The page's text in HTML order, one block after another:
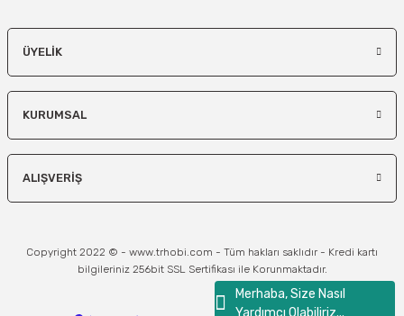
Merhaba, Size Nasıl
Yardımcı Olabiliriz...
ÜYELIK
KURUMSAL
ALIŞVERIŞ
Copyright 2022 © - www.trhobi.com - Tüm hakları saklıdır - Kredi kartı
bilgileriniz 256bit SSL Sertifikası ile Korunmaktadır.